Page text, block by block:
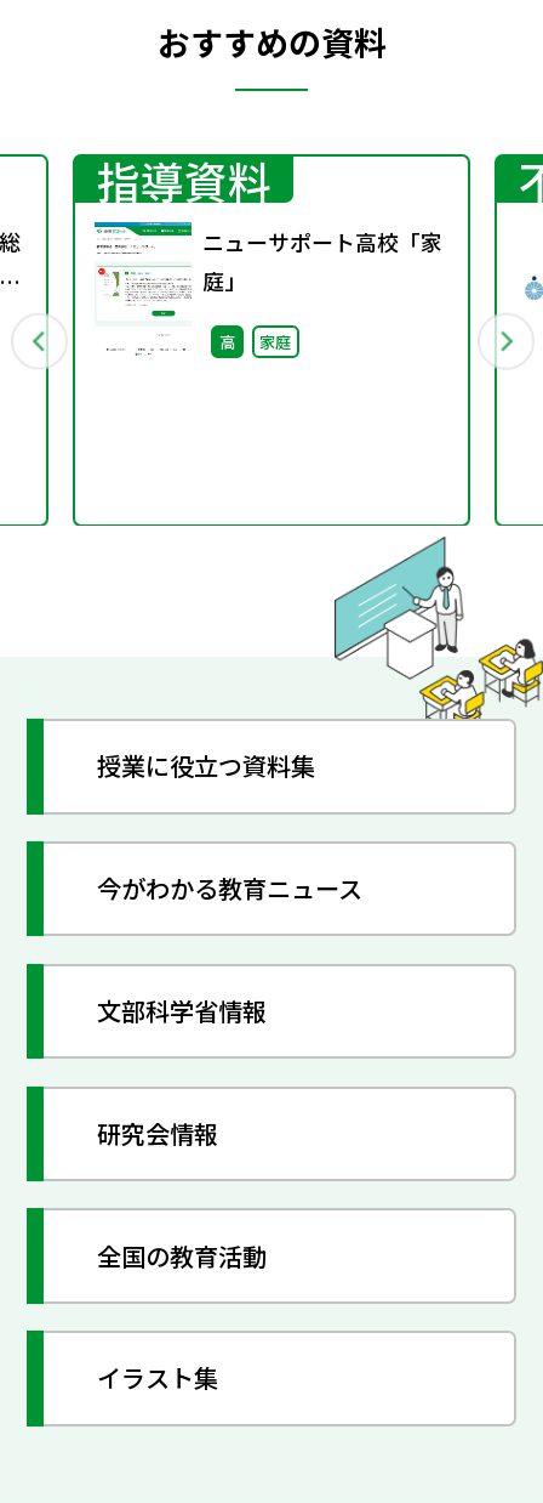
おすすめの資料
指導資料
ニューサポート高校「家
庭」
高 家庭
授業に役立つ資料集
今がわかる教育ニュース
文部科学省情報
研究会情報
全国の教育活動
イラスト集